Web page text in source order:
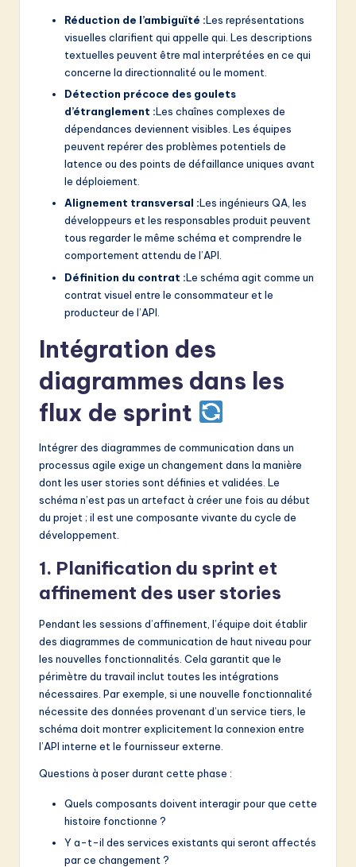
Réduction de l’ambiguïté :Les représentations
visuelles clarifient qui appelle qui. Les descriptions
textuelles peuvent être mal interprétées en ce qui
concerne la directionnalité ou le moment.
Détection précoce des goulets
d’étranglement :Les chaînes complexes de
dépendances deviennent visibles. Les équipes
peuvent repérer des problèmes potentiels de
latence ou des points de défaillance uniques avant
le déploiement.
Alignement transversal :Les ingénieurs QA, les
développeurs et les responsables produit peuvent
tous regarder le même schéma et comprendre le
comportement attendu de l’API.
Définition du contrat :Le schéma agit comme un
contrat visuel entre le consommateur et le
producteur de l’API.
Intégration des
diagrammes dans les
flux de sprint
Intégrer des diagrammes de communication dans un
processus agile exige un changement dans la manière
dont les user stories sont définies et validées. Le
schéma n’est pas un artefact à créer une fois au début
du projet ; il est une composante vivante du cycle de
développement.
1. Planification du sprint et
affinement des user stories
Pendant les sessions d’affinement, l’équipe doit établir
des diagrammes de communication de haut niveau pour
les nouvelles fonctionnalités. Cela garantit que le
périmètre du travail inclut toutes les intégrations
nécessaires. Par exemple, si une nouvelle fonctionnalité
nécessite des données provenant d’un service tiers, le
schéma doit montrer explicitement la connexion entre
l’API interne et le fournisseur externe.
Questions à poser durant cette phase :
Quels composants doivent interagir pour que cette
histoire fonctionne ?
Y a-t-il des services existants qui seront affectés
par ce changement ?